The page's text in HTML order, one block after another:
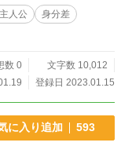
い者は居ない。まして
皆、彼女ではなく、彼女
人公
身分差
数 0
文字数 10,012
登録日 2023.01.15
に入り追加 593